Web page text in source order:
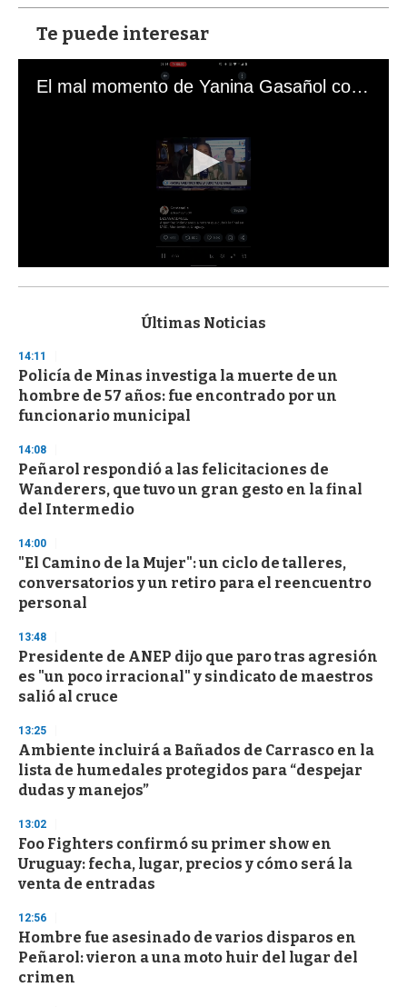
Te puede interesar
El mal momento de Yanina Gasañol con un hincha argentino en "Subrayado"
s
d
s
o
f
3
s
e
c
o
n
Últimas Noticias
14:11
Policía de Minas investiga la muerte de un
hombre de 57 años: fue encontrado por un
funcionario municipal
14:08
Peñarol respondió a las felicitaciones de
Wanderers, que tuvo un gran gesto en la final
del Intermedio
14:00
"El Camino de la Mujer": un ciclo de talleres,
conversatorios y un retiro para el reencuentro
personal
13:48
Presidente de ANEP dijo que paro tras agresión
es "un poco irracional" y sindicato de maestros
salió al cruce
13:25
Ambiente incluirá a Bañados de Carrasco en la
lista de humedales protegidos para “despejar
dudas y manejos”
13:02
Foo Fighters confirmó su primer show en
Uruguay: fecha, lugar, precios y cómo será la
venta de entradas
12:56
Hombre fue asesinado de varios disparos en
Peñarol: vieron a una moto huir del lugar del
crimen